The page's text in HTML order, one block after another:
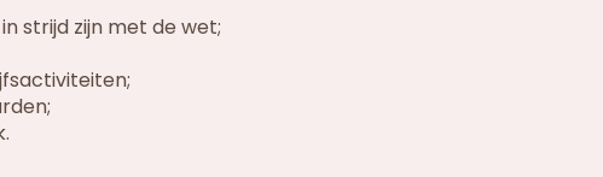
strijd zijn met de wet;